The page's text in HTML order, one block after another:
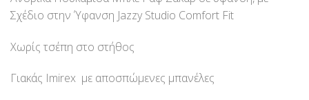
Σχέδιο στην Ύφανση Jazzy Studio Comfort Fit
Χωρίς τσέπη στο στήθος
Γιακάς Imirex με αποσπώμενες μπανέλες